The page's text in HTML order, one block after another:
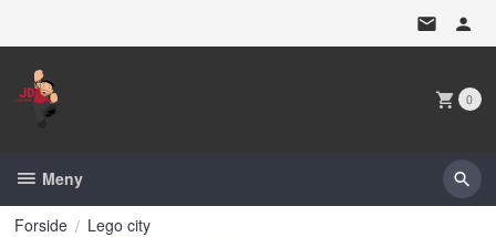
0
Meny
Forside Lego city